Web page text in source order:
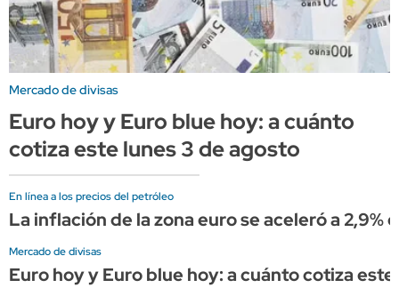
Mercado de divisas
Euro hoy y Euro blue hoy: a cuánto
cotiza este lunes 3 de agosto
En línea a los precios del petróleo
La inflación de la zona euro se aceleró a
Mercado de divisas
Euro hoy y Euro blue hoy: a cuánto cotiza